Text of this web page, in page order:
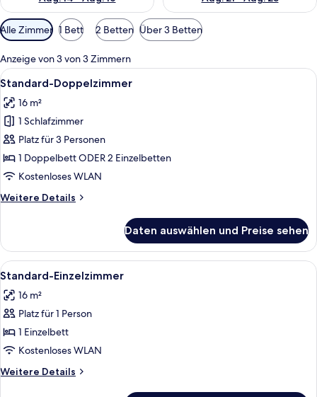
Verfügbare
Filter
für
Zimmer
Alle Zimmer 1 Bett 2 Betten Über 3 Betten
Anzeige von 3 von 3 Zimmern
Alle
Fotos
für
Standard-
Doppelzimmer
anzeigen
Ein Hotelzimmer mit zwei Betten,
4
Standard-Doppelzimmer
16 m²
1 Schlafzimmer
Platz für 3 Personen
1 Doppelbett ODER 2 Einzelbetten
Kostenloses WLAN
Weitere Details
Weitere
Doppelzimmer
Daten auswählen und Preise sehen
Alle
Fotos
für
Standard-
Einzelzimmer
anzeigen
Ein Hotelzimmer mit Bett,
4
Standard-Einzelzimmer
16 m²
Platz für 1 Person
1 Einzelbett
Kostenloses WLAN
Weitere Details
Weitere